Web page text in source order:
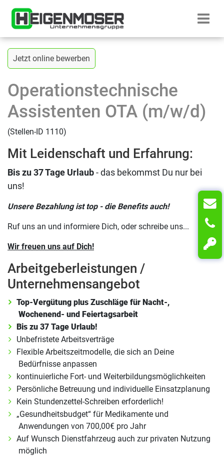
Startseite
Zurück zur vorherigen Seite
Jetzt online bewerben
Operationstechnische
Assistenten OTA (m/w/d)
(Stellen-ID 1110)
Mit Leidenschaft und Erfahrung:
Bis zu 37 Tage Urlaub- das bekommst Du nur bei
uns!
Unsere Bezahlung ist top - die Benefits auch!
Ruf uns an und informiere Dich, oder schreibe uns...
Wir freuen uns auf Dich!
Arbeitgeberleistungen /
Unternehmensangebot
Top-Vergütung plus Zuschläge für Nacht-,
Wochenend- und Feiertagsarbeit
Bis zu 37 Tage Urlaub!
Unbefristete Arbeitsverträge
Flexible Arbeitszeitmodelle, die sich an Deine
Bedürfnisse anpassen
kontinuierliche Fort- und Weiterbildungsmöglichkeiten
Persönliche Betreuung und individuelle Einsatzplanung
Kein Stundenzettel-Schreiben erforderlich!
„Gesundheitsbudget“ für Medikamente und
Anwendungen von 700,00€ pro Jahr
Auf Wunsch Dienstfahrzeug auch zur privaten Nutzung
möglich